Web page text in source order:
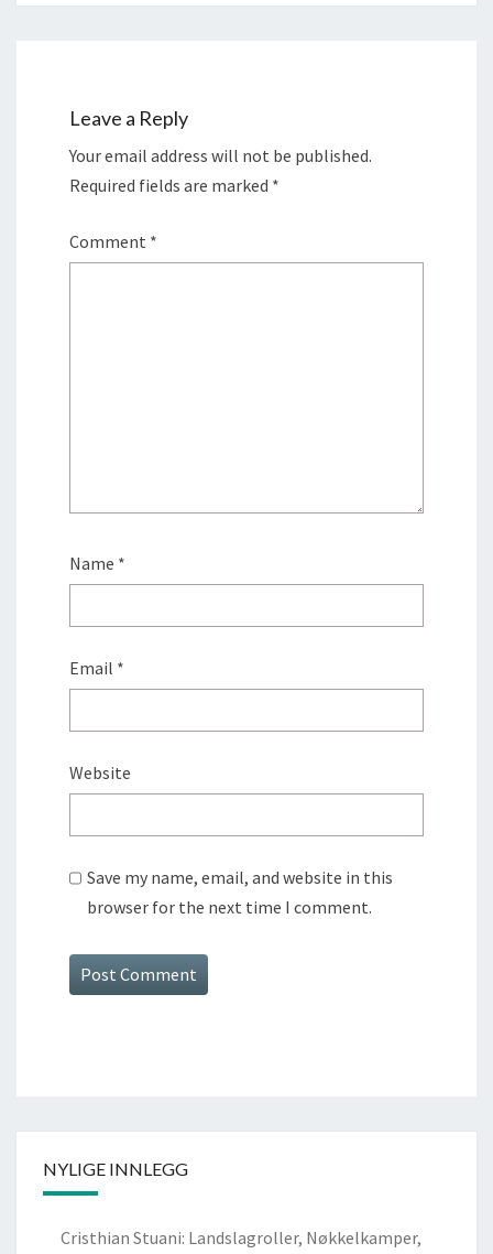
Leave a Reply
Your email address will not be published.
Required fields are marked *
Comment *
Name *
Email *
Website
Save my name, email, and website in this
browser for the next time I comment.
NYLIGE INNLEGG
Cristhian Stuani: Landslagroller, Nøkkelkamper,